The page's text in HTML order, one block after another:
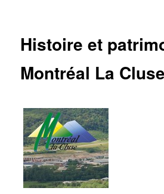
Histoire et
Montréal La